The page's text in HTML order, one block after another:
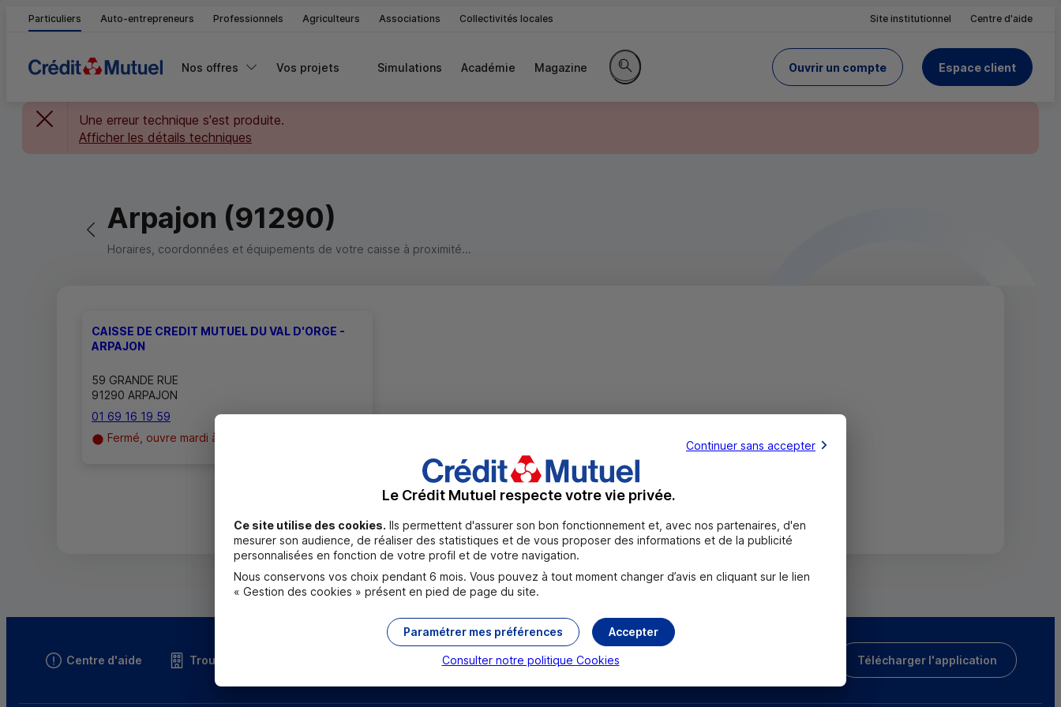
Particuliers Auto-entrepreneurs Professionnels Agriculteurs Associations Collectivités locales Site institutionnel Centre d'aide
Nos offres Vos projets Simulations Académie Magazine
Rechercher sur le site
Ouvrir un compte
du Crédit Mutuel Espace client
Une erreur technique s'est produite.
Afficher les détails techniques
Retour vers la page précédente
Arpajon (91290)
Horaires, coordonnées et équipements de votre caisse à proximité...
CAISSE DE CREDIT MUTUEL DU VAL D'ORGE -
ARPAJON
59 GRANDE RUE
91290 ARPAJON
01 69 16 19 59
Fermé, ouvre mardi à 9h00
Toutes les localités
Centre d'aide Trouver une caisse Trouver un point relais Sourds et malentendants Télécharger l'application
Continuer sans accepter
Le Crédit Mutuel respecte votre vie privée.
Ce site utilise des cookies. Ils permettent d'assurer son bon fonctionnement et, avec nos partenaires, d'en
mesurer son audience, de réaliser des statistiques et de vous proposer des informations et de la publicité
personnalisées en fonction de votre profil et de votre navigation.
Nous conservons vos choix pendant 6 mois. Vous pouvez à tout moment changer d’avis en cliquant sur le lien
« Gestion des cookies » présent en pied de page du site.
Accepter
Paramétrer mes préférences
Consulter notre politique Cookies